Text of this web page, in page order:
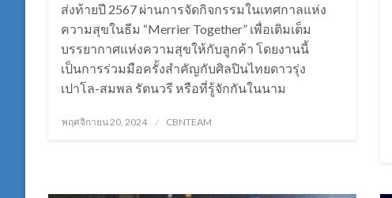
ส่งท้ายปี 2567 ผ่านการจัดกิจกรรมในเทศกาลแห่ง
ความสุขในธีม “Merrier Together” เพื่อเติมเต็ม
บรรยากาศแห่งความสุขให้กับลูกค้า โดยงานนี้
เป็นการร่วมมือครั้งสำคัญกับศิลปินไทยดาวรุ่ง
เปาโล-สมพล รัตนวรี หรือที่รู้จักกันในนาม
Posted
พฤศจิกายน 20, 2024 CBNTEAM